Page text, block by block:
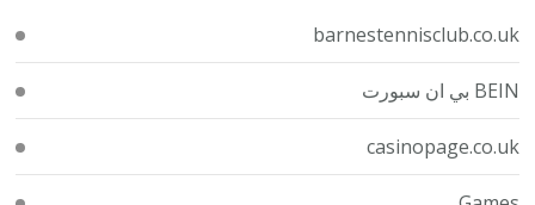
barnestennisclub.co.uk
BEIN بي ان سبورت
casinopage.co.uk